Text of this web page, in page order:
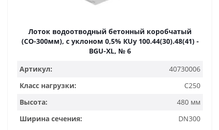
Лоток водоотводный бетонный коробчатый
(СО-300мм), с уклоном 0,5% КUу 100.44(30).48(41) -
BGU-XL, № 6
Артикул:
40730006
Класс нагрузки:
C250
Высота:
480 мм
Ширина сечения:
DN300